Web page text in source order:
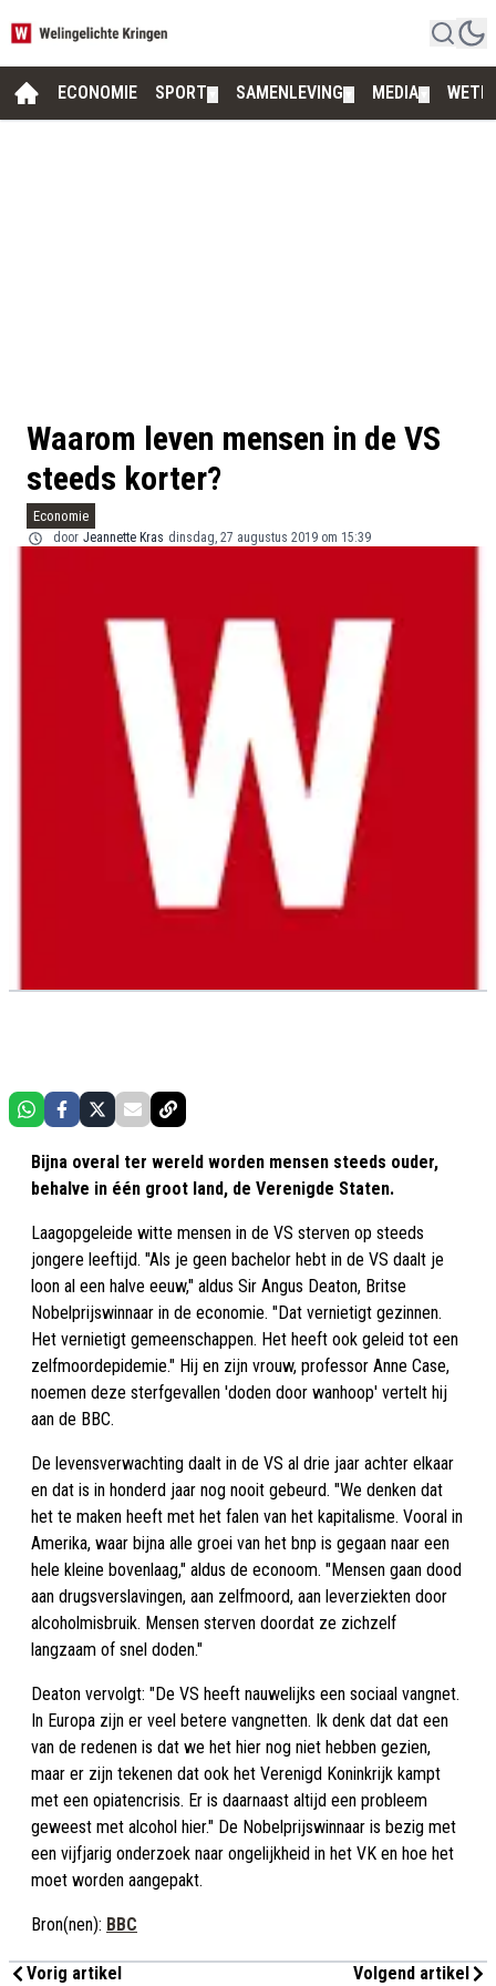
ECONOMIE SPORT SAMENLEVING MEDIA
Waarom leven mensen in de VS
steeds korter?
Economie
door Jeannette Kras dinsdag, 27 augustus 2019 om 15:39
Bijna overal ter wereld worden mensen steeds ouder,
behalve in één groot land, de Verenigde Staten.
Laagopgeleide witte mensen in de VS sterven op steeds
jongere leeftijd. "Als je geen bachelor hebt in de VS daalt je
loon al een halve eeuw," aldus Sir Angus Deaton, Britse
Nobelprijswinnaar in de economie. "Dat vernietigt gezinnen.
Het vernietigt gemeenschappen. Het heeft ook geleid tot een
zelfmoordepidemie." Hij en zijn vrouw, professor Anne Case,
noemen deze sterfgevallen 'doden door wanhoop' vertelt hij
aan de BBC.
De levensverwachting daalt in de VS al drie jaar achter elkaar
en dat is in honderd jaar nog nooit gebeurd. "We denken dat
het te maken heeft met het falen van het kapitalisme. Vooral in
Amerika, waar bijna alle groei van het bnp is gegaan naar een
hele kleine bovenlaag," aldus de econoom. "Mensen gaan dood
aan drugsverslavingen, aan zelfmoord, aan leverziekten door
alcoholmisbruik. Mensen sterven doordat ze zichzelf
langzaam of snel doden."
Deaton vervolgt: "De VS heeft nauwelijks een sociaal vangnet.
In Europa zijn er veel betere vangnetten. Ik denk dat dat een
van de redenen is dat we het hier nog niet hebben gezien,
maar er zijn tekenen dat ook het Verenigd Koninkrijk kampt
met een opiatencrisis. Er is daarnaast altijd een probleem
geweest met alcohol hier." De Nobelprijswinnaar is bezig met
een vijfjarig onderzoek naar ongelijkheid in het VK en hoe het
moet worden aangepakt.
Bron(nen): BBC
Vorig artikel
Volgend artikel